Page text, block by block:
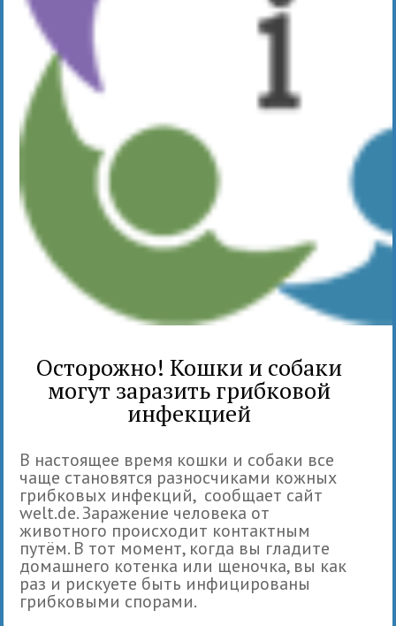
Осторожно! Кошки и собаки
могут заразить грибковой
инфекцией
В настоящее время кошки и собаки все
чаще становятся разносчиками кожных
грибковых инфекций, сообщает сайт
welt.de. Заражение человека от
животного происходит контактным
путём. В тот момент, когда вы гладите
домашнего котенка или щеночка, вы как
раз и рискуете быть инфицированы
грибковыми спорами.